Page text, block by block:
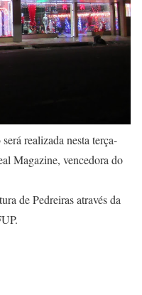
realizada nesta terça-
Magazine, vencedora do
de Pedreiras através da